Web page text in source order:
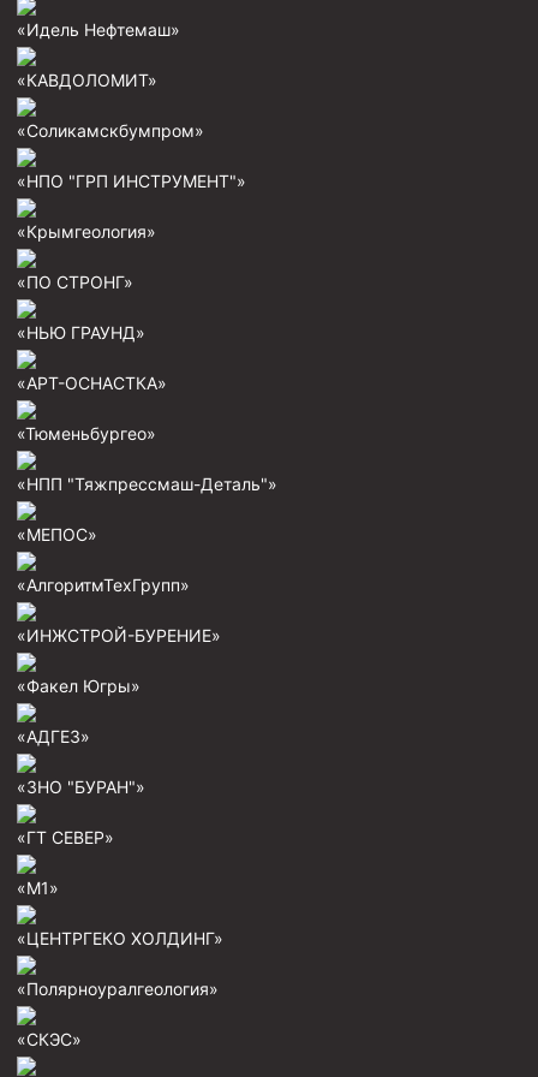
«Идель Нефтемаш»
«КАВДОЛОМИТ»
«Соликамскбумпром»
«НПО "ГРП ИНСТРУМЕНТ"»
«Крымгеология»
«ПО СТРОНГ»
«НЬЮ ГРАУНД»
«АРТ-ОСНАСТКА»
«Тюменьбургео»
«НПП "Тяжпрессмаш-Деталь"»
«МЕПОС»
«АлгоритмТехГрупп»
«ИНЖСТРОЙ-БУРЕНИЕ»
«Факел Югры»
«АДГЕЗ»
«ЗНО "БУРАН"»
«ГТ СЕВЕР»
«М1»
«ЦЕНТРГЕКО ХОЛДИНГ»
«Полярноуралгеология»
«СКЭС»